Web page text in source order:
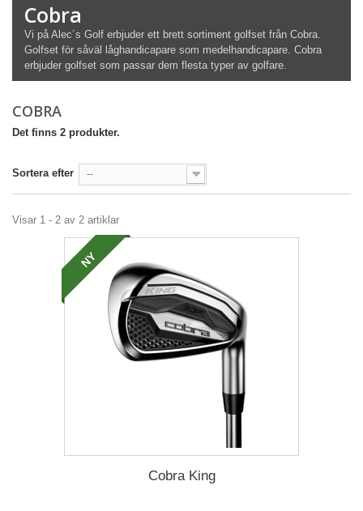
Cobra
Vi på Alec´s Golf erbjuder ett brett sortiment golfset från Cobra.
Golfset för såväl låghandicapare som medelhandicapare. Cobra
erbjuder golfset som passar dem flesta typer av golfare.
COBRA
Det finns 2 produkter.
Sortera efter --
Visar 1 - 2 av 2 artiklar
NY
Cobra King